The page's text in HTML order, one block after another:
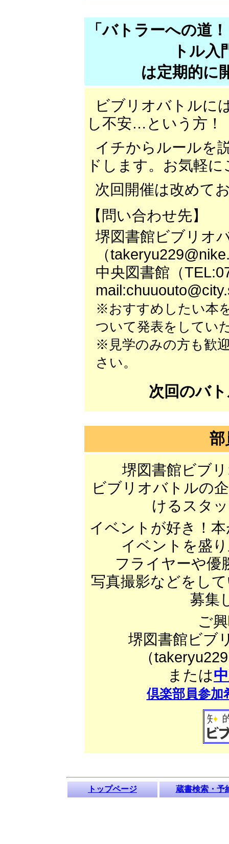
「バトラーへの道
トル入
は定期的に
ビブリオバトルに
し不安…という方！
イチからルールを
ドします。お気軽
次回開催は改めて
【問い合わせ先】
堺図書館ビブリオ
（
中央図書館（
※おすすめしたい本
ついて発表をしてい
※見学のみの方も歓
さい。
次回のバ
部
堺図書館ビブ
ビブリオバトルの
けるスタ
イベントが好き！
イベントを盛
フライヤーや優
写真撮影などをし
募集
ご
堺図書館ビブ
（
または
倶楽部員参加
トップページ 蔵書検索・予